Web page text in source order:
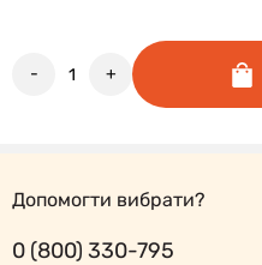
- +
Допомогти вибрати?
0 (800) 330-795